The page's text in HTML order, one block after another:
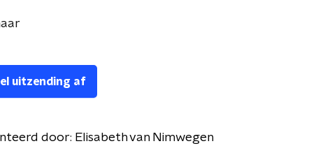
uitzending af
door: Elisabeth van Nimwegen